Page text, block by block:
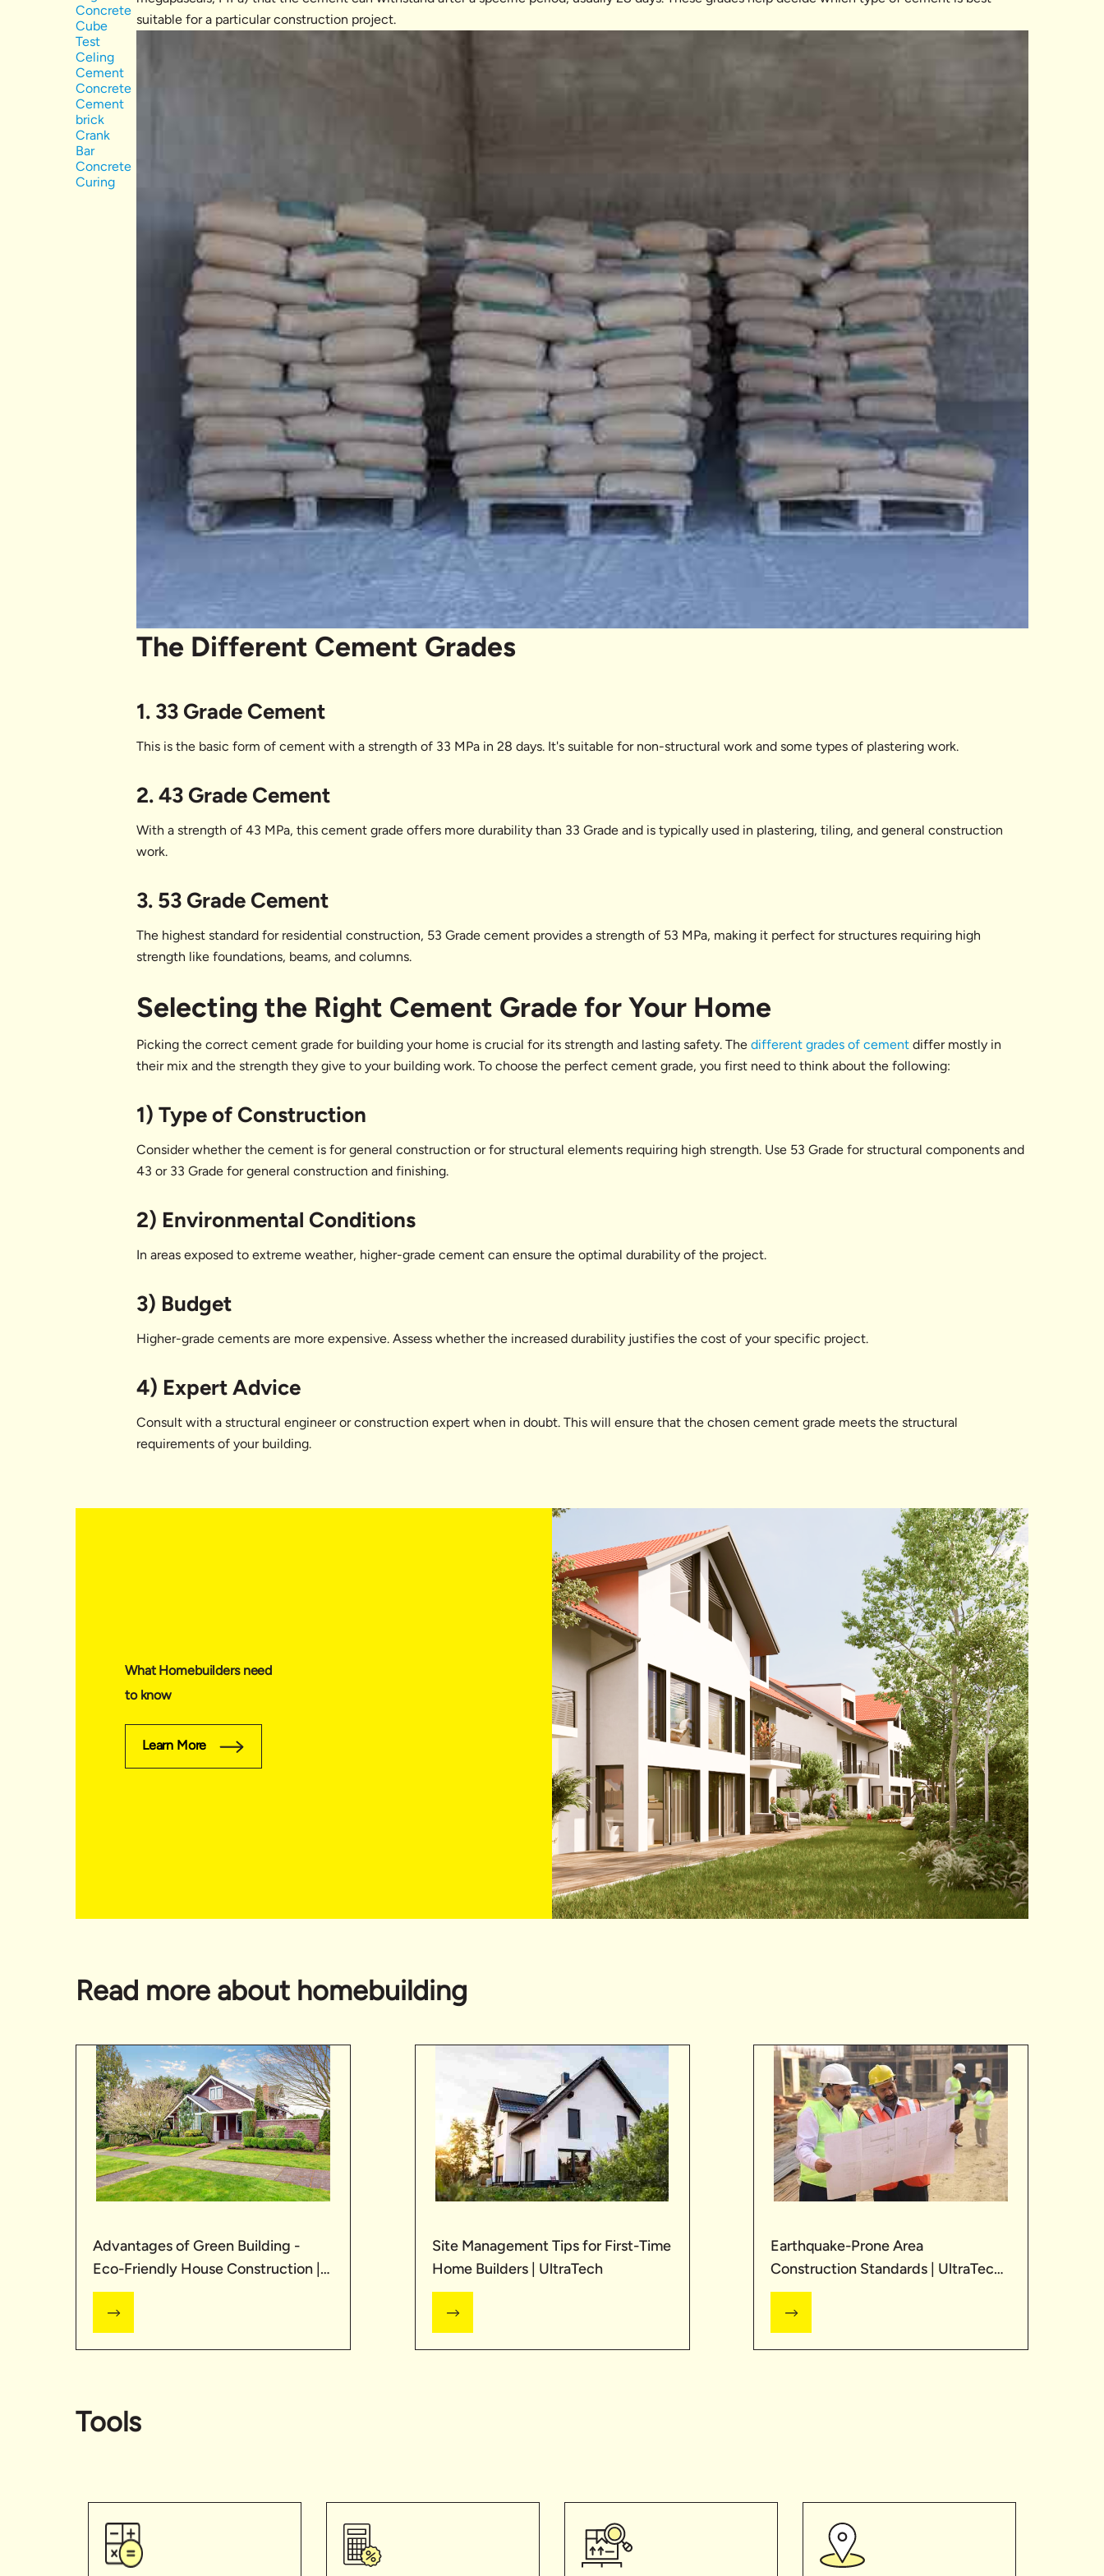
Concrete
Cube
Test
Celing
Cement
Concrete
Cement
brick
Crank
Bar
Concrete
Curing
suitable for a particular construction project.
The Different Cement Grades
1. 33 Grade Cement
This is the basic form of cement with a strength of 33 MPa in 28 days. It's suitable for non-structural work and some types of plastering work.
2. 43 Grade Cement
With a strength of 43 MPa, this cement grade offers more durability than 33 Grade and is typically used in plastering, tiling, and general construction
work.
3. 53 Grade Cement
The highest standard for residential construction, 53 Grade cement provides a strength of 53 MPa, making it perfect for structures requiring high
strength like foundations, beams, and columns.
Selecting the Right Cement Grade for Your Home
Picking the correct cement grade for building your home is crucial for its strength and lasting safety. The different grades of cement differ mostly in
their mix and the strength they give to your building work. To choose the perfect cement grade, you first need to think about the following:
1) Type of Construction
Consider whether the cement is for general construction or for structural elements requiring high strength. Use 53 Grade for structural components and
43 or 33 Grade for general construction and finishing.
2) Environmental Conditions
In areas exposed to extreme weather, higher-grade cement can ensure the optimal durability of the project.
3) Budget
Higher-grade cements are more expensive. Assess whether the increased durability justifies the cost of your specific project.
4) Expert Advice
Consult with a structural engineer or construction expert when in doubt. This will ensure that the chosen cement grade meets the structural
requirements of your building.
What Homebuilders need
to know
Learn More
Read more about homebuilding
Advantages of Green Building -
Eco-Friendly House Construction |
UltraTech Cement
Site Management Tips for First-Time
Home Builders | UltraTech
Earthquake-Prone Area
Construction Standards | UltraTech
Cement
Tools